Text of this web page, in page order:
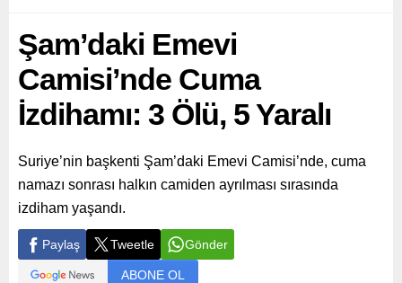
Şam’daki Emevi
Camisi’nde Cuma
İzdihamı: 3 Ölü, 5 Yaralı
Suriye’nin başkenti Şam’daki Emevi Camisi’nde, cuma
namazı sonrası halkın camiden ayrılması sırasında
izdiham yaşandı.
Paylaş Tweetle Gönder
ABONE OL